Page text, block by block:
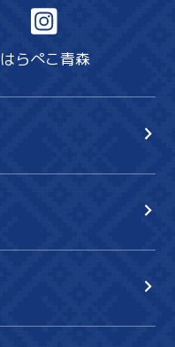
はらぺこ青森